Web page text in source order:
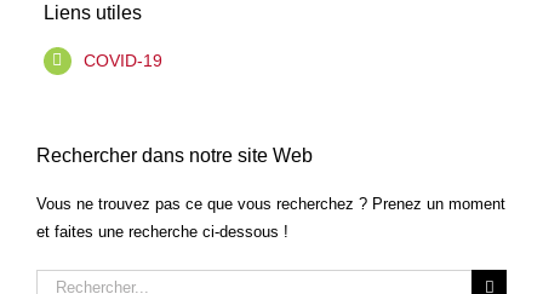
Liens utiles
COVID-19
Rechercher dans notre site Web
Vous ne trouvez pas ce que vous recherchez ? Prenez un moment
et faites une recherche ci-dessous !
Rechercher